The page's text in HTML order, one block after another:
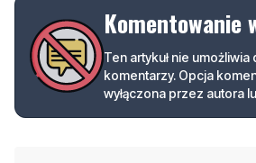
wyłączona przez autora
Podziel się tym artkułem z innymi: